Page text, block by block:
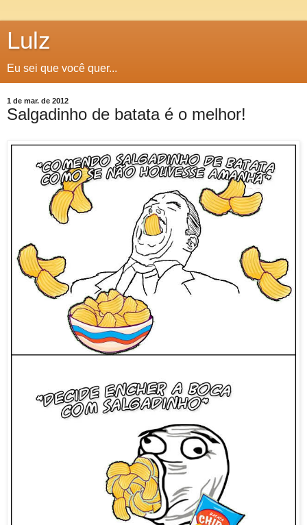
Lulz
Eu sei que você quer...
1 de mar. de 2012
Salgadinho de batata é o melhor!